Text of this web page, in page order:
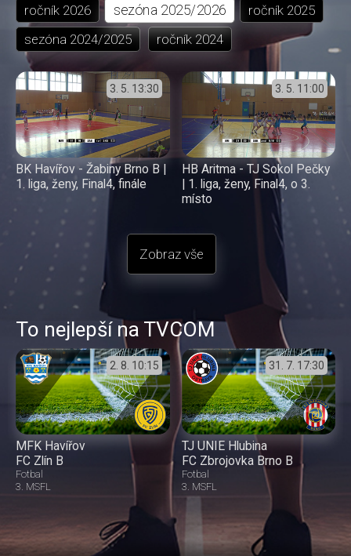
ročník 2026 sezóna 2025/2026 ročník 2025
sezóna 2024/2025 ročník2024
3. 5. 13:30
BK Havířov - Žabiny Brno B |
1. liga, ženy, Final4, finále
3. 5. 11:00
HB Aritma - TJ Sokol Pečky
| 1. liga, ženy, Final4, o 3.
místo
Zobraz vše
To nejlepší na TVCOM
2. 8. 10:15
MFK Havířov
FC Zlín B
Fotbal
3. MSFL
31. 7. 17:30
TJ UNIE Hlubina
FC Zbrojovka Brno B
Fotbal
3. MSFL